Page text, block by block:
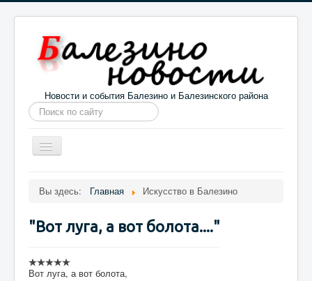
Новости и события Балезино и Балезинского района
Искать...
Toggle
Navigation
Вы здесь: Главная Искусство в Балезино
"Вот луга, а вот болота...."
Вот луга, а вот болота,